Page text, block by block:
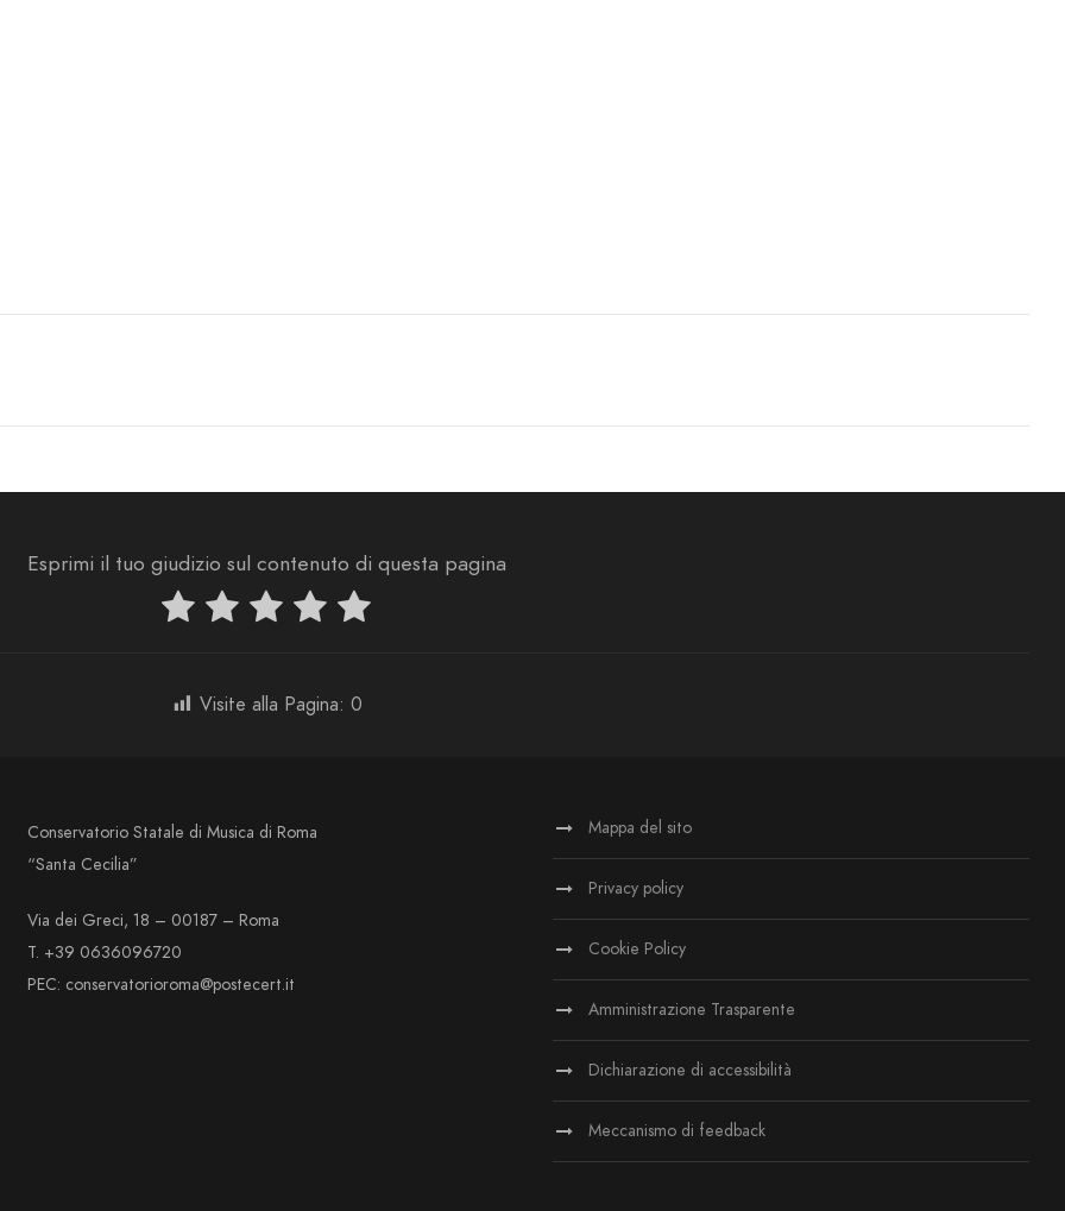
Esprimi il tuo giudizio sul contenuto di questa pagina
Visite alla Pagina: 0
Conservatorio Statale di Musica di Roma
“Santa Cecilia”
Via dei Greci, 18 – 00187 – Roma
T. +39 0636096720
PEC: conservatorioroma@postecert.it
Mappa del sito
Privacy policy
Cookie Policy
Amministrazione Trasparente
Dichiarazione di accessibilità
Meccanismo di feedback